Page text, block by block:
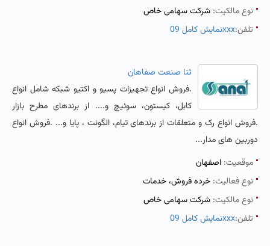
نوع مالکیت: شرکت سهامی خاص
تلفن:نمایش کامل 09xxx
ثنا صنعت صفاهان
.فروش انواع تجهیزات پسیو و اکتیو شبکه شامل انواع
کابل، کیستون، سوئیچ و.... از برندهای مطرح بازار
.فروش انواع رک و متعلقات از برندهای تیام، الگونت ، پایا و... .فروش انواع
دوربین های مدار...
موقعیت: اصفهان
نوع فعالیت: خرده فروش، خدمات
نوع مالکیت: شرکت سهامی خاص
تلفن:نمایش کامل 09xxx